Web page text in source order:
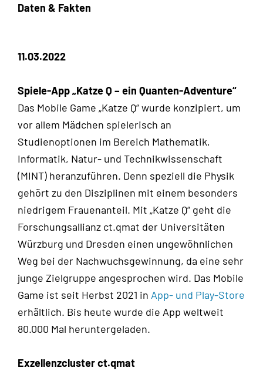
Daten & Fakten
11.03.2022
Spiele-App „Katze Q – ein Quanten-Adventure“
Das Mobile Game „Katze Q“ wurde konzipiert, um
vor allem Mädchen spielerisch an
Studienoptionen im Bereich Mathematik,
Informatik, Natur- und Technikwissenschaft
(MINT) heranzuführen. Denn speziell die Physik
gehört zu den Disziplinen mit einem besonders
niedrigem Frauenanteil. Mit „Katze Q“ geht die
Forschungsallianz ct.qmat der Universitäten
Würzburg und Dresden einen ungewöhnlichen
Weg bei der Nachwuchsgewinnung, da eine sehr
junge Zielgruppe angesprochen wird. Das Mobile
Game ist seit Herbst 2021 in App- und Play-Store
erhältlich. Bis heute wurde die App weltweit
80.000 Mal heruntergeladen.
Exzellenzcluster ct.qmat